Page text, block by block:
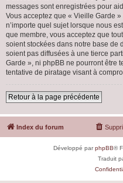
messages sont enregistrées pour
Vous acceptez que « Vieille Garde
n’importe quel sujet lorsque nous
que membre, vous acceptez que
soient stockées dans notre base de
soient pas diffusées à une tierce
Garde », ni phpBB ne pourront être
tentative de piratage visant à
Retour à la page précédente
Index du forum
Développé parphpBB®
Traduit